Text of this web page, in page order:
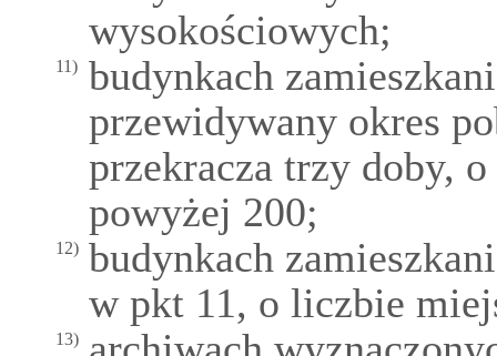
wysokościowych;
11) budynkach
przewidywany okres
przekracza trzy doby,
powyżej 200;
12) budynkach
w pkt 11, o liczbie
13)